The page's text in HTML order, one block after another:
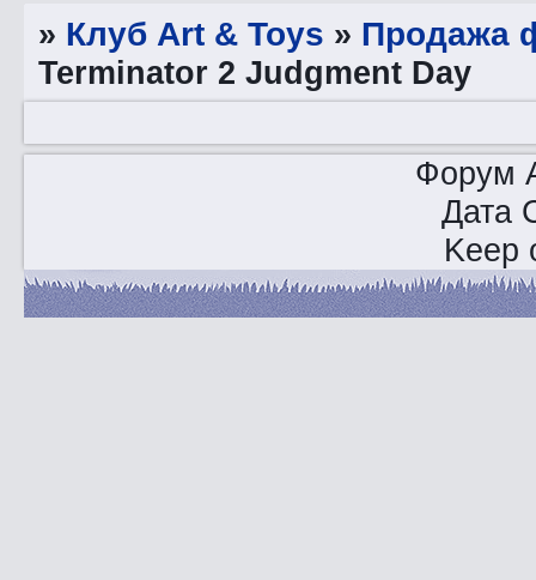
» Клуб Art & Toys » Продажа
Terminator 2 Judgment Day
Форум
Дата
Keep